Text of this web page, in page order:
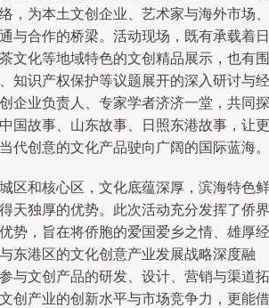
，为本土文创企业、艺术家与海外市场、
与合作的桥梁。活动现场，既有承载着日
文化等地域特色的文创精品展示，也有围
知识产权保护等议题展开的深入研讨与经
企业负责人、专家学者济济一堂，共同探
国故事、山东故事、日照东港故事，让更
代创意的文化产品驶向广阔的国际蓝海。
区和核心区，文化底蕴深厚，滨海特色鲜
天独厚的优势。此次活动充分发挥了侨界
势，旨在将侨胞的爱国爱乡之情、雄厚经
东港区的文化创意产业发展战略深度融
与文创产品的研发、设计、营销与渠道拓
创产业的创新水平与市场竞争力，更能借